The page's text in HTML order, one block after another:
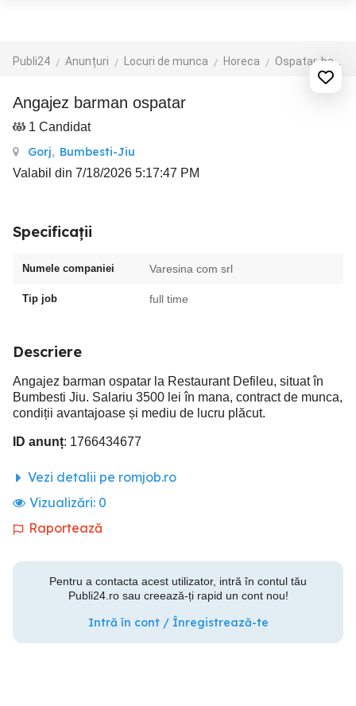
Publi24 Anunțuri Locuri de munca Horeca Ospatar, barman, sef de sala
Angajez barman ospatar
1 Candidat
Gorj, Bumbesti-Jiu
Valabil din 7/18/2026 5:17:47 PM
Specificații
Numele companiei Varesina com srl
Tip job full time
Descriere
Angajez barman ospatar la Restaurant Defileu, situat în
Bumbesti Jiu. Salariu 3500 lei în mana, contract de munca,
condiții avantajoase și mediu de lucru plăcut.
ID anunț: 1766434677
Vezi detalii pe romjob.ro
Vizualizări: 0
Raportează
Pentru a contacta acest utilizator, intră în contul tău
Publi24.ro sau creează-ți rapid un cont nou!
Intră în cont / Înregistrează-te